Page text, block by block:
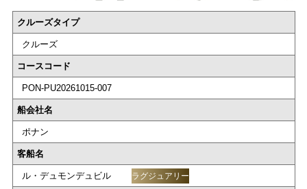
クルーズタイプ
クルーズ
コースコード
PON-PU20261015-007
船会社名
ポナン
客船名
ル・デュモンデュビル ラグジュアリー